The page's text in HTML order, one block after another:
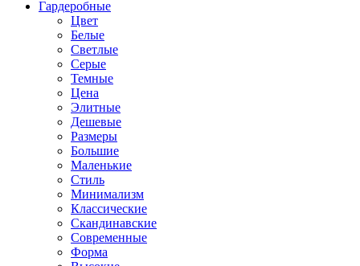
Гардеробные
Цвет
Белые
Светлые
Серые
Темные
Цена
Элитные
Дешевые
Размеры
Большие
Маленькие
Стиль
Минимализм
Классические
Скандинавские
Современные
Форма